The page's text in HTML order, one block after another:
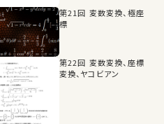
第21回 変数変換、極座
標
第22回 変数変換、座標
変換、ヤコビアン